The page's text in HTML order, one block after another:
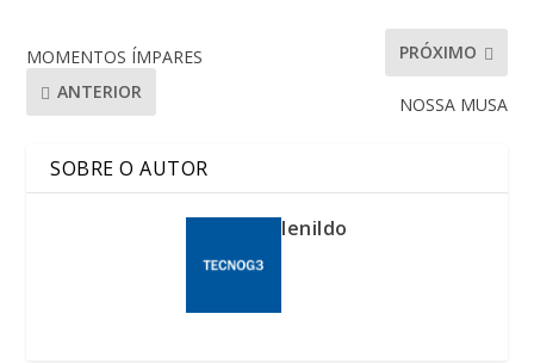
MOMENTOS ÍMPARES
ANTERIOR
PRÓXIMO
NOSSA MUSA
SOBRE O AUTOR
lenildo